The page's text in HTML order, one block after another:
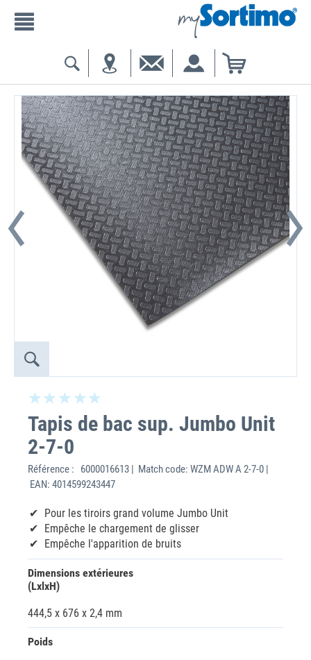
Tapis de bac sup. Jumbo Unit
2-7-0
Référence :
6000016613 | Match code: WZM ADW A 2-7-0 |
EAN: 4014599243447
Pour les tiroirs grand volume Jumbo Unit
Empêche le chargement de glisser
Empêche l'apparition de bruits
Dimensions extérieures
(LxlxH)
444,5 x 676 x 2,4 mm
Poids